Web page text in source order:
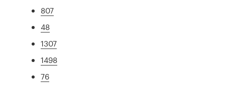
807
48
1307
1498
76